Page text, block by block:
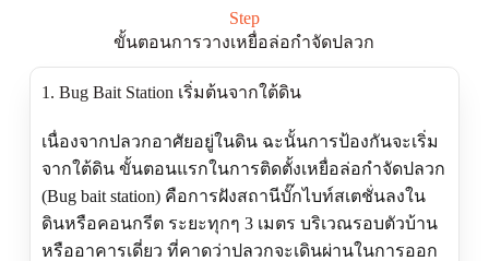
Step
ขั้นตอนการวางเหยื่อล่อกำจัดปลวก
1. Bug Bait Station เริ่มต้นจากใต้ดิน
เนื่องจากปลวกอาศัยอยู่ในดิน ฉะนั้นการป้องกันจะเริ่ม
จากใต้ดิน ขั้นตอนแรกในการติดตั้งเหยื่อล่อกำจัดปลวก
(Bug bait station) คือการฝังสถานีบั๊กไบท์สเตชั่นลงใน
ดินหรือคอนกรีต ระยะทุกๆ 3 เมตร บริเวณรอบตัวบ้าน
หรืออาคารเดี่ยว ที่คาดว่าปลวกจะเดินผ่านในการออก